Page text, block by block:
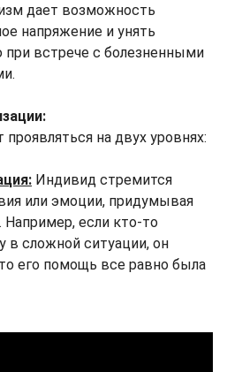
дает возможность
напряжение и унять
встрече с болезненными
на двух уровнях:
Индивид стремится
или эмоции, придумывая
Например, если кто-то
в сложной ситуации, он
его помощь все равно была